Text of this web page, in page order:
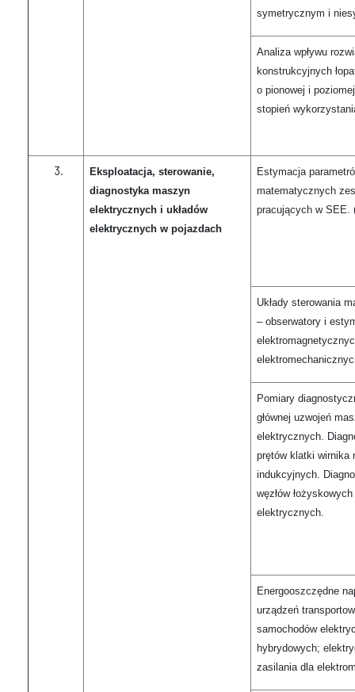
symetrycznym i
Analiza wpływu
konstrukcyjnych
o pionowej i
stopień
Eksploatacja, sterowanie,
diagnostyka maszyn
elektrycznych i układów
elektrycznych w pojazdach
Estymacja
matematycznych
pracujących w SEE.
Układy sterowania
– obserwatory i
Pomiary
głównej uzwojeń
elektrycznych.
prętów klatki wirnika
indukcyjnych.
węzłów
elektrycznych.
Energooszczędne
urządzeń
samochodów
hybrydowych;
zasilania dla